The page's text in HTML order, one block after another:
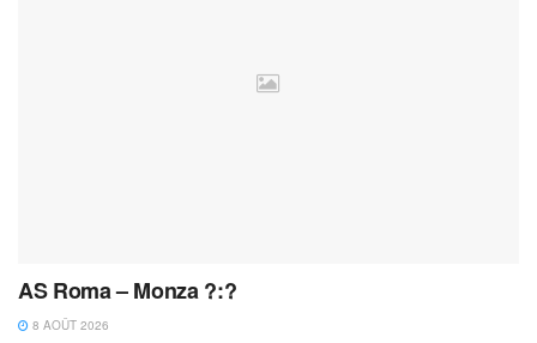
AS Roma – Monza ?:?
8 AOÛT 2026